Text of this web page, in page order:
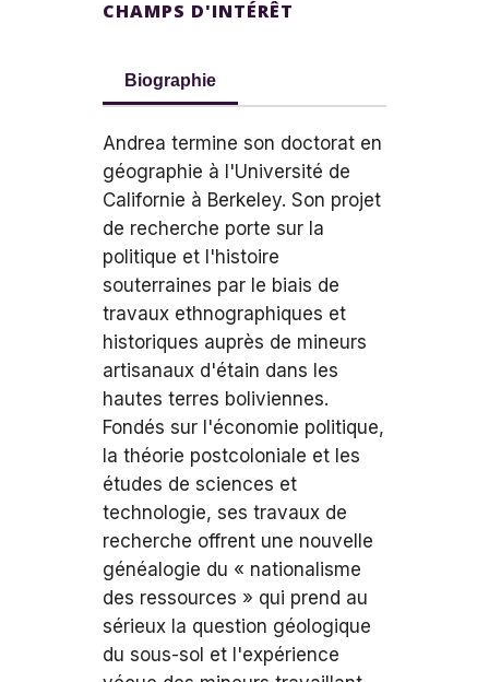
CHAMPS D'INTÉRÊT
Biographie
Andrea termine son doctorat en
géographie à l'Université de
Californie à Berkeley. Son projet
de recherche porte sur la
politique et l'histoire
souterraines par le biais de
travaux ethnographiques et
historiques auprès de mineurs
artisanaux d'étain dans les
hautes terres boliviennes.
Fondés sur l'économie politique,
la théorie postcoloniale et les
études de sciences et
technologie, ses travaux de
recherche offrent une nouvelle
généalogie du « nationalisme
des ressources » qui prend au
sérieux la question géologique
du sous-sol et l'expérience